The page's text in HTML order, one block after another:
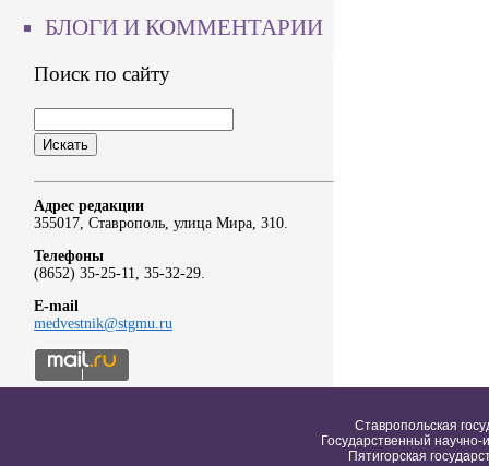
БЛОГИ И КОММЕНТАРИИ
Поиск по сайту
Адрес редакции
355017, Ставрополь, улица Мира, 310.
Телефоны
(8652) 35-25-11, 35-32-29.
E-mail
medvestnik@stgmu.ru
Ставропольская
Государственный научно-
Пятигорская